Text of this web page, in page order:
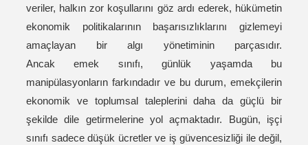
veriler, halkın zor koşullarını göz ardı ederek, hükümetin
ekonomik politikalarının başarısızlıklarını gizlemeyi
amaçlayan bir algı yönetiminin parçasıdır.
Ancak emek sınıfı, günlük yaşamda bu
manipülasyonların farkındadır ve bu durum, emekçilerin
ekonomik ve toplumsal taleplerini daha da güçlü bir
şekilde dile getirmelerine yol açmaktadır. Bugün, işçi
sınıfı sadece düşük ücretler ve iş güvencesizliği ile değil,